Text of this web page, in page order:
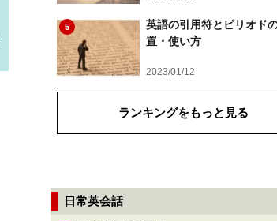
5
英語の引用符とピリオド
置・使い方
2023/01/12
ランキングをもっと見る
日常英会話